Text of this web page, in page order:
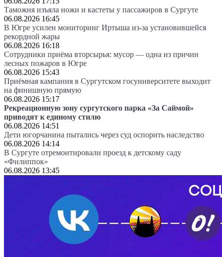
Таможня изъяла ножи и кастеты у пассажиров в Сургуте
06.08.2026 16:45
В Югре усилен мониторинг Иртыша из-за установившейся
рекордной жары
06.08.2026 16:18
Сотрудники приёма вторсырья: мусор — одна из причин
лесных пожаров в Югре
06.08.2026 15:43
Приёмная кампания в Сургутском госуниверситете выходит
на финишную прямую
06.08.2026 15:17
Рекреационную зону сургутского парка «За Саймой»
приводят к единому стилю
06.08.2026 14:51
Дети югорчанина пытались через суд оспорить наследство
06.08.2026 14:14
В Сургуте отремонтировали проезд к детскому саду
«Филиппок»
06.08.2026 13:45